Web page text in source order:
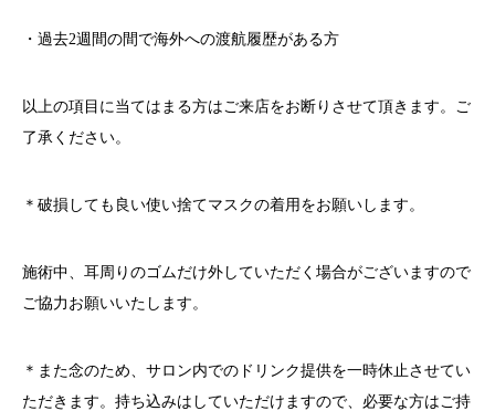
・過去2週間の間で海外への渡航履歴がある方
以上の項目に当てはまる方はご来店をお断りさせて頂きます。ご
了承ください。
＊破損しても良い使い捨てマスクの着用をお願いします。
施術中、耳周りのゴムだけ外していただく場合がございますので
ご協力お願いいたします。
＊また念のため、サロン内でのドリンク提供を一時休止させてい
ただきます。持ち込みはしていただけますので、必要な方はご持